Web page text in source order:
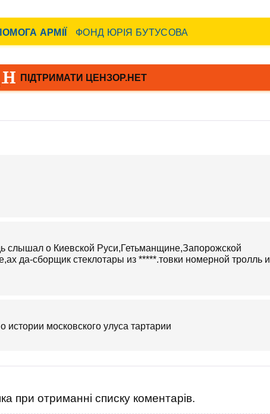
слышал о Киевской Руси,Гетьманщине,Запорожской
да-сборщик стеклотары из *****.товки номерной тролль и
истории московского улуса тартарии
при отриманні списку коментарів.